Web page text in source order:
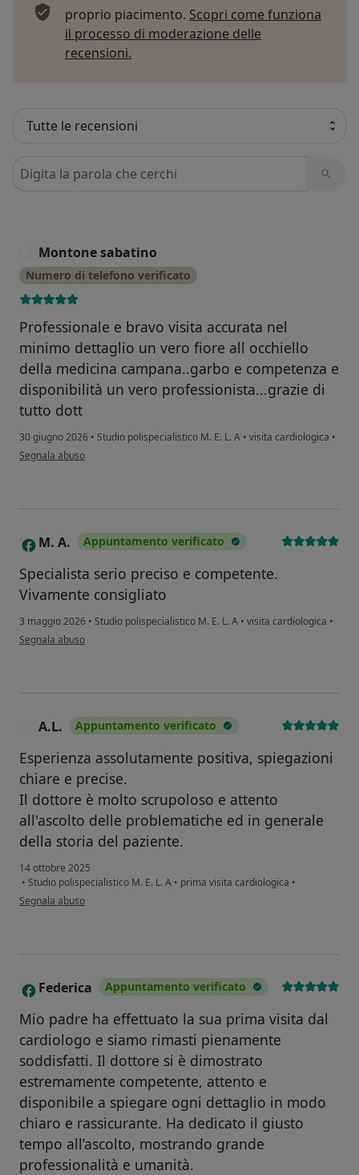
professionale presso il servizio di ecocardiografia,
l'unità di terapia intensiva coronarica, reparti di
cardiologia ed ambulatori specialistici.
cardiologo di I° livello presso UOC Cardiologia clinica
universitaria, Azienda ospedaliero-universitaria San
Giovanni di Dio e Ruggi D'Aragona (Salerno)
proprio piacimento. Scopri come funziona
il processo di moderazione delle
recensioni.
Cerca nelle recensioni
Montone sabatino
Numero di telefono verificato
Professionale e bravo visita accurata nel
minimo dettaglio un vero fiore all occhiello
della medicina campana..garbo e competenza e
disponibilità un vero professionista...grazie di
tutto dott
30 giugno 2026 • Studio polispecialistico M. E. L. A • visita cardiologica •
secondo l'opinione dell'utente Montone sabatino
Segnala abuso
M M. A. Appuntamento verificato
Specialista serio preciso e competente.
Vivamente consigliato
3 maggio 2026 • Studio polispecialistico M. E. L. A • visita cardiologica •
secondo l'opinione dell'utente M. A.
Segnala abuso
A.L. Appuntamento verificato
Esperienza assolutamente positiva, spiegazioni
chiare e precise.
Il dottore è molto scrupoloso e attento
all'ascolto delle problematiche ed in generale
della storia del paziente.
14 ottobre 2025
• Studio polispecialistico M. E. L. A • prima visita cardiologica •
secondo l'opinione dell'utente A.L.
Segnala abuso
F Federica Appuntamento verificato
Mio padre ha effettuato la sua prima visita dal
cardiologo e siamo rimasti pienamente
soddisfatti. Il dottore si è dimostrato
estremamente competente, attento e
disponibile a spiegare ogni dettaglio in modo
chiaro e rassicurante. Ha dedicato il giusto
tempo all’ascolto, mostrando grande
professionalità e umanità.